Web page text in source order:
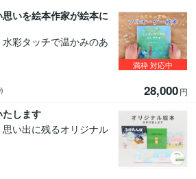
いを絵本作家が絵本に
彩タッチで温かみのあ
28,000円
満枠対応中
します
い出に残るオリジナル